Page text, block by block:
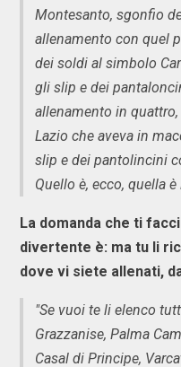
Montesanto, sgonfio
allenamento con quel
dei soldi al simbolo
gli slip e dei
allenamento in
Lazio che aveva in
slip e dei pantolincini
Quello è, ecco, quella è
La domanda che ti
divertente è: ma tu li
dove vi siete allenati,
"Se vuoi te li elenco
Grazzanise, Palma
Casal di Principe,